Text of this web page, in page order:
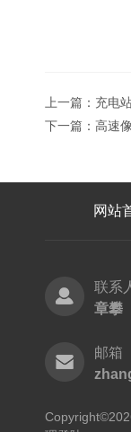
上一篇： 充电
下一篇： 高速
网站
联系
章攀
邮箱